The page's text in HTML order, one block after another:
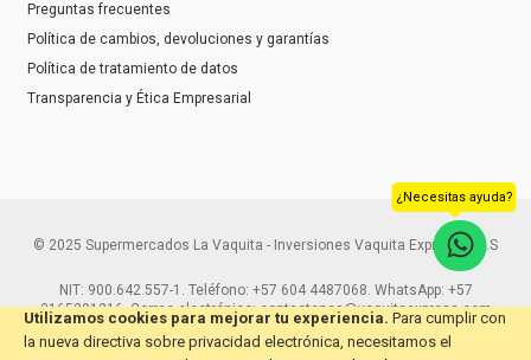
Utilizamos cookies para mejorar tu experiencia. Para cumplir con
la nueva directiva sobre privacidad electrónica, necesitamos el
Preguntas frecuentes
Política de cambios, devoluciones y garantías
Política de tratamiento de datos
Transparencia y Ética Empresarial
© 2025 Supermercados La Vaquita - Inversiones Vaquita Express S.A.S
NIT: 900.642.557-1. Teléfono: +57 604 4487068. WhatsApp: +57
3165291216. Correo electrónico: contactenos@vaquitaexpress.com
¿Necesitas ayuda?